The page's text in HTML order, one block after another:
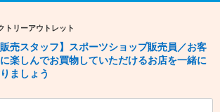
リーアウトレット
販売スタッフ】スポーツショップ販売員／お客
楽しんでお買物していただけるお店を一緒に
ましょう